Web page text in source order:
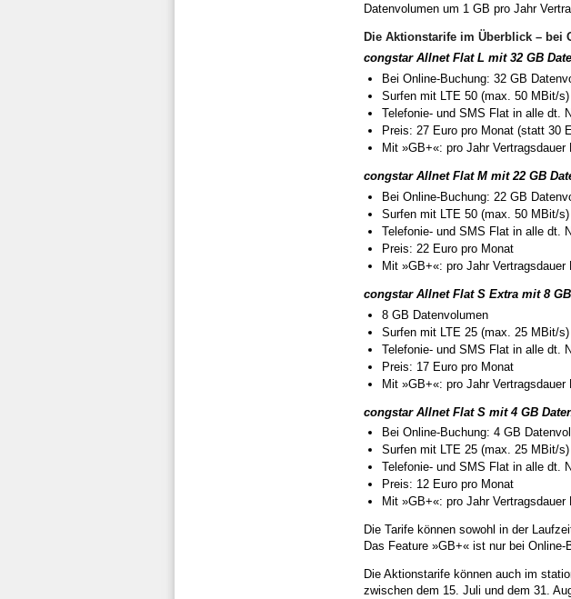
Datenvolumen um 1 GB pro Jahr
Die Aktionstarife im Überblick – bei
congstar Allnet Flat L mit 32 GB
Bei Online-Buchung: 32 GB
Surfen mit LTE 50 (max. 50 MBit/s)
Telefonie- und SMS Flat in alle dt.
Preis: 27 Euro pro Monat (statt 30
Mit »GB+«: pro Jahr
congstar Allnet Flat M mit 22 GB
Bei Online-Buchung: 22 GB
Surfen mit LTE 50 (max. 50 MBit/s)
Telefonie- und SMS Flat in alle dt.
Preis: 22 Euro pro Monat
Mit »GB+«: pro Jahr
congstar Allnet Flat S Extra mit 8
8 GB Datenvolumen
Surfen mit LTE 25 (max. 25 MBit/s)
Telefonie- und SMS Flat in alle dt.
Preis: 17 Euro pro Monat
Mit »GB+«: pro Jahr
congstar Allnet Flat S mit 4 GB
Bei Online-Buchung: 4 GB
Surfen mit LTE 25 (max. 25 MBit/s)
Telefonie- und SMS Flat in alle dt.
Preis: 12 Euro pro Monat
Mit »GB+«: pro Jahr
Die Tarife können sowohl in der
Das Feature »GB+« ist nur bei Online-
Die Aktionstarife können auch im
zwischen dem 15. Juli und dem 31.